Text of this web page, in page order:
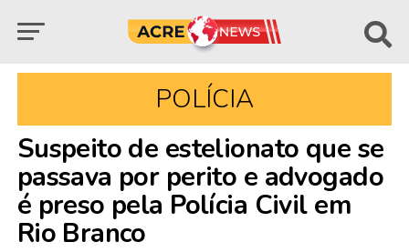
POLÍCIA
Suspeito de estelionato que se
passava por perito e advogado
é preso pela Polícia Civil em
Rio Branco